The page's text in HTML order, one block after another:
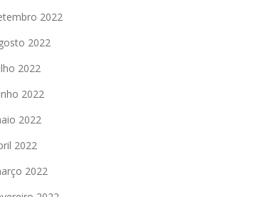
2022
2022
2022
2022
2022
2022
2022